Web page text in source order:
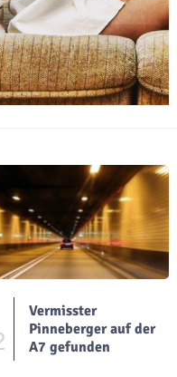
Vermisster
Pinneberger auf der
A7 gefunden